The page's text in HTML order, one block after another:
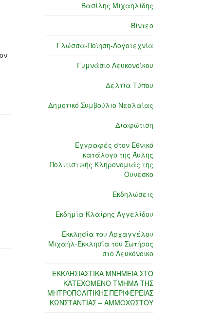
Βασίλης Μιχαηλίδης
Βίντεο
Γλώσσα-Ποίηση-Λογοτεχνία
Γυμνάσιο Λευκονοίκου
Δελτία Τύπου
Δημοτικό Συμβούλιο Νεολαίας
Διαφώτιση
Εγγραφές στον Εθνικό
κατάλογο της Άυλης
Πολιτιστικής Κληρονομιάς της
Ουνέσκο
Εκδηλώσεις
Εκδημία Κλαίρης Αγγελίδου
Εκκλησία του Αρχαγγέλου
Μιχαήλ-Εκκλησία του Σωτήρος
στο Λευκόνοικο
ΕΚΚΛΗΣΙΑΣΤΙΚΑ ΜΝΗΜΕΙΑ ΣΤΟ
ΚΑΤΕΧΟΜΕΝΟ ΤΜΗΜΑ ΤΗΣ
ΜΗΤΡΟΠΟΛΙΤΙΚΗΣ ΠΕΡΙΦΕΡΕΙΑΣ
ΚΩΝΣΤΑΝΤΙΑΣ – ΑΜΜΟΧΩΣΤΟΥ